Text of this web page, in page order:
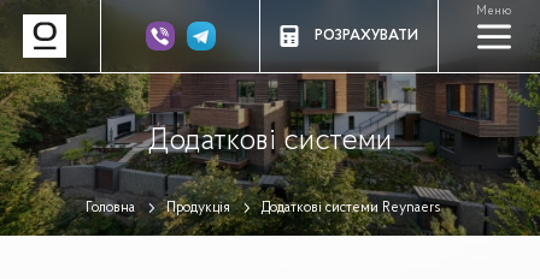
РОЗРАХУВАТИ
Меню
a
Додаткові системи
Головна Продукція Додаткові системи Reynaers